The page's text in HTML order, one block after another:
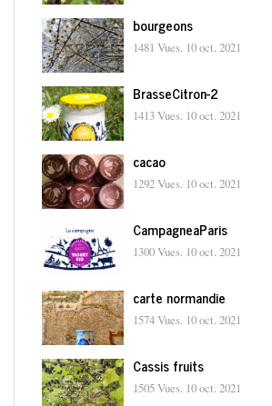
bourgeons
1481 Vues. 10 oct. 2021
BrasseCitron-2
1413 Vues. 10 oct. 2021
cacao
1292 Vues. 10 oct. 2021
CampagneaParis
1300 Vues. 10 oct. 2021
carte normandie
1574 Vues. 10 oct. 2021
Cassis fruits
1505 Vues. 10 oct. 2021